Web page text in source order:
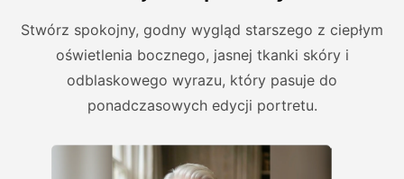
Stwórz spokojny, godny wygląd starszego z ciepłym
oświetlenia bocznego, jasnej tkanki skóry i
odblaskowego wyrazu, który pasuje do
ponadczasowych edycji portretu.